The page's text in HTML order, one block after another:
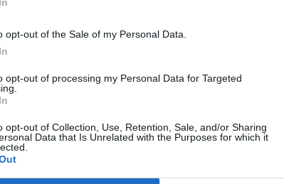
opt-out of the Sale of my Personal Data.
opt-out of processing my Personal Data for Targeted
opt-out of Collection, Use, Retention, Sale, and/or Sharing
Data that Is Unrelated with the Purposes for which it
del ritmo y una capacidad notable para
el camino contrario.
durante los momentos más delicados